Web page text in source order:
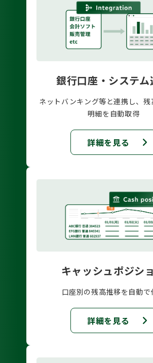
銀行口座・システム
ネットバンキング等と連携し、残
明細を自動取得
詳細を見る
キャッシュポジシ
口座別の残高推移を自動で
詳細を見る